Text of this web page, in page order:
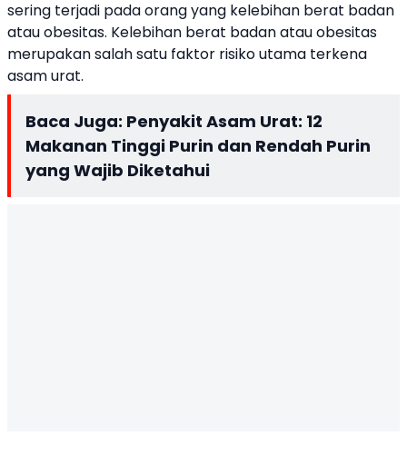
sering terjadi pada orang yang kelebihan berat badan
atau obesitas. Kelebihan berat badan atau obesitas
merupakan salah satu faktor risiko utama terkena
asam urat.
Baca Juga: Penyakit Asam Urat: 12
Makanan Tinggi Purin dan Rendah Purin
yang Wajib Diketahui